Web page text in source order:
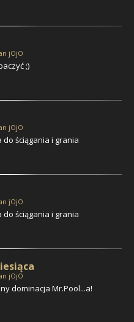
jOjO
;)
jOjO
ściągania i grania
jOjO
ściągania i grania
jOjO
dominacja Mr.Pool...a!